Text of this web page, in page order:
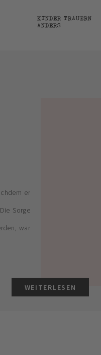
KINDER TRAUERN
ANDERS
er
Sorge
war
WEITERLESEN